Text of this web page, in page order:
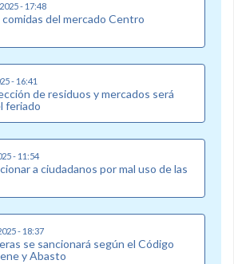
- 17:48
del mercado Centro
- 16:41
de residuos y mercados será
feriado
- 11:54
a ciudadanos por mal uso de las
- 18:37
se sancionará según el Código
y Abasto